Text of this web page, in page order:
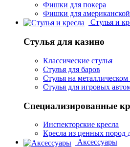
Фишки для покера
Фишки для американской
Стулья и
Стулья для казино
Классические стулья
Стулья для баров
Стулья на металлическом
Стулья для игровых
Специализированные
Инспекторские кресла
Кресла из ценных пород
Аксессуары